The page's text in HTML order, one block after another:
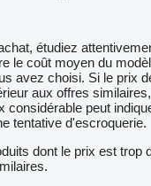
étudiez
le coût moyen du
avez choisi. Si le prix
aux offres
considérable peut
tentative d'escroquerie.
dont le prix est trop